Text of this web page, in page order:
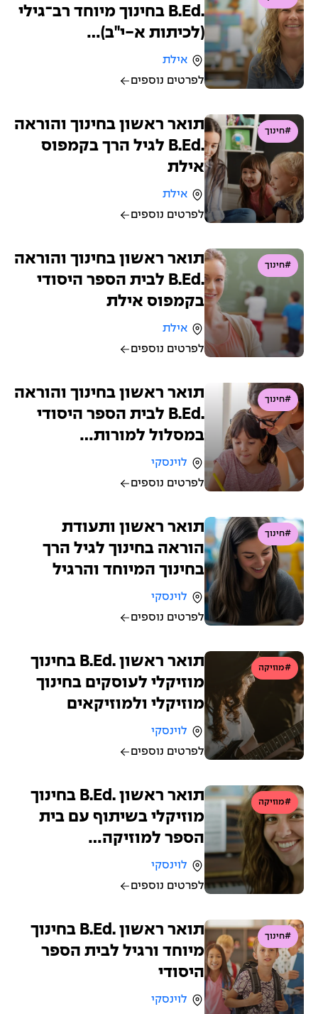
.B.Ed בחינוך מיוחד רב־גילי
(לכיתות א-י"ב)…
אילת
לפרטים נוספים
#חינוך
תואר ראשון בחינוך והוראה
.B.Ed לגיל הרך בקמפוס
אילת
אילת
לפרטים נוספים
#חינוך
תואר ראשון בחינוך והוראה
.B.Ed לבית הספר היסודי
בקמפוס אילת
אילת
לפרטים נוספים
#חינוך
תואר ראשון בחינוך והוראה
.B.Ed לבית הספר היסודי
במסלול למורות…
לוינסקי
לפרטים נוספים
#חינוך
תואר ראשון ותעודת
הוראה בחינוך לגיל הרך
בחינוך המיוחד והרגיל
לוינסקי
לפרטים נוספים
#מוזיקה
תואר ראשון .B.Ed בחינוך
מוזיקלי לעוסקים בחינוך
מוזיקלי ולמוזיקאים
לוינסקי
לפרטים נוספים
#מוזיקה
תואר ראשון .B.Ed בחינוך
מוזיקלי בשיתוף עם בית
הספר למוזיקה…
לוינסקי
לפרטים נוספים
#חינוך
תואר ראשון .B.Ed בחינוך
מיוחד ורגיל לבית הספר
היסודי
לוינסקי